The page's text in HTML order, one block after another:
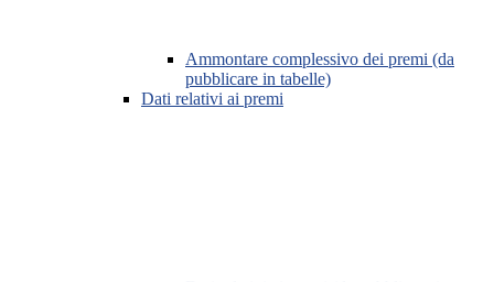
Ammontare complessivo dei premi (da
pubblicare in tabelle)
Dati relativi ai premi